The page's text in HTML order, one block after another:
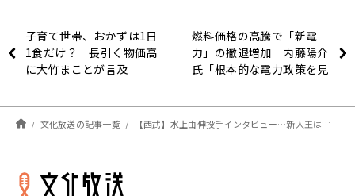
子育て世帯、おかずは1日
1食だけ？ 長引く物価高
に大竹まことが言及
燃料価格の高騰で「新電
力」の撤退増加 内藤陽介
氏「根本的な電力政策を見
文化放送の記事一覧 【西武】水上由伸投手インタビュー…新人王は「チームが優勝した先に」